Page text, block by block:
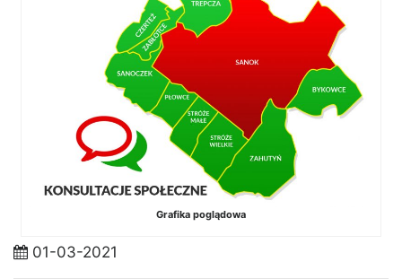
Grafika poglądowa
01-03-2021